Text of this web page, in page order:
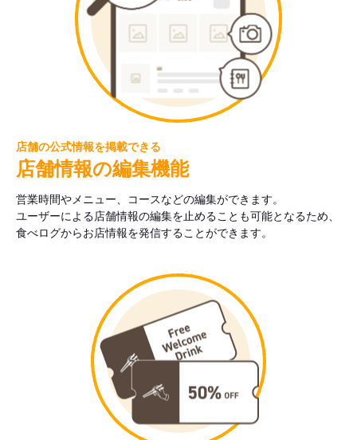
店舗の公式情報を掲載できる
店舗情報の編集機能
営業時間やメニュー、コースなどの編集ができます。
ユーザーによる店舗情報の編集を止めることも可能となるため、
食べログからお店情報を発信することができます。